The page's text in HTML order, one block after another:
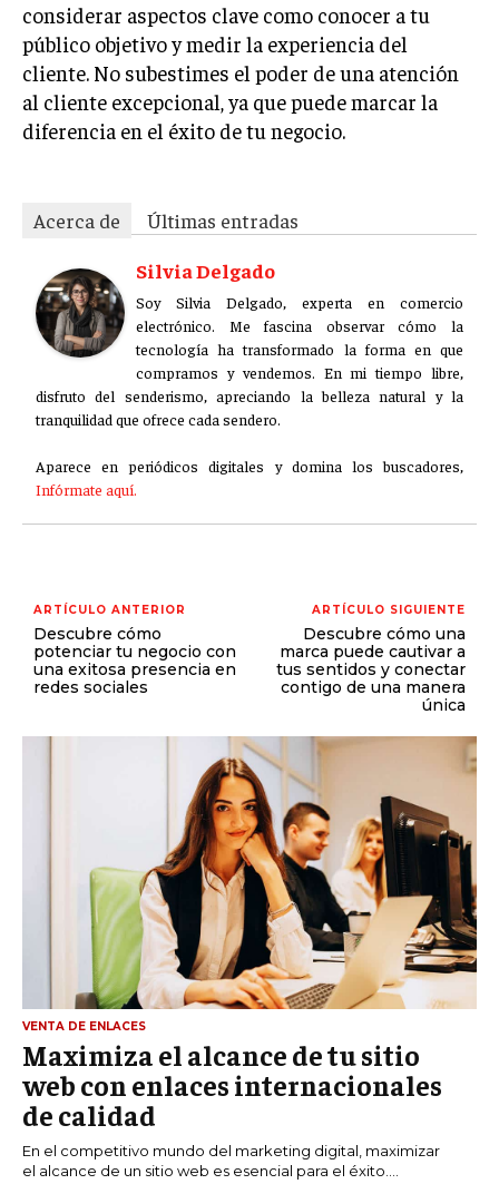
considerar aspectos clave como conocer a tu
público objetivo y medir la experiencia del
cliente. No subestimes el poder de una atención
al cliente excepcional, ya que puede marcar la
diferencia en el éxito de tu negocio.
Acerca de
Últimas entradas
Silvia Delgado
Soy Silvia Delgado, experta en comercio
electrónico. Me fascina observar cómo la
tecnología ha transformado la forma en que
compramos y vendemos. En mi tiempo libre,
disfruto del senderismo, apreciando la belleza natural y la
tranquilidad que ofrece cada sendero.
Aparece en periódicos digitales y domina los buscadores,
Infórmate aquí.
ARTÍCULO ANTERIOR
Descubre cómo
potenciar tu negocio con
una exitosa presencia en
redes sociales
ARTÍCULO SIGUIENTE
Descubre cómo una
marca puede cautivar a
tus sentidos y conectar
contigo de una manera
única
VENTA DE ENLACES
Maximiza el alcance de tu sitio
web con enlaces internacionales
de calidad
En el competitivo mundo del marketing digital, maximizar
el alcance de un sitio web es esencial para el éxito....